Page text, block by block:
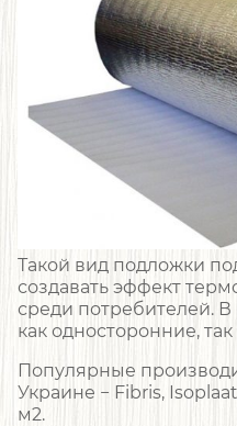
Такой вид подложки
создавать эффект
среди потребителей.
как односторонние,
Популярные
Украине − Fibris,
м2.